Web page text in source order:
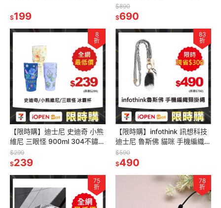
提袋 野餐袋
$199
手提包
$890
$690
8
折
【限時購】迪士尼 史迪奇 小熊
維尼 三眼怪 900ml 304不鏽鋼
冰霸杯 冰壩杯 飲料杯保冰杯
$299
$239
83
折
【限時購】infothink 訊想科技
迪士尼 魯斯佛 貓咪 手機編織頸
掛繩 手機掛繩
$590
$490
75
折
78
折